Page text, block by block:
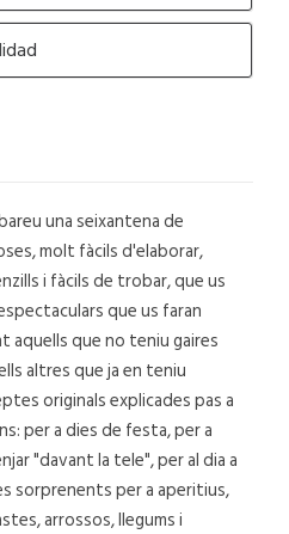
una seixantena de
molt fàcils d'elaborar,
i fàcils de trobar, que us
que us faran
aquells que no teniu gaires
altres que ja en teniu
originals explicades pas a
per a dies de festa, per a
"davant la tele", per al dia a
sorprenents per a aperitius,
arrossos, llegums i